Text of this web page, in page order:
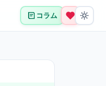
コラム